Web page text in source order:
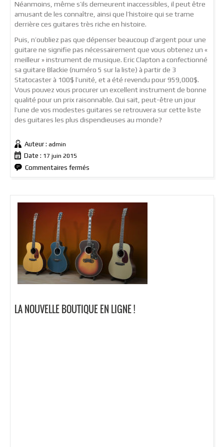
Néanmoins, même s’ils demeurent inaccessibles, il peut être
amusant de les connaître, ainsi que l’histoire qui se trame
derrière ces guitares très riche en histoire.
Puis, n’oubliez pas que dépenser beaucoup d’argent pour une
guitare ne signifie pas nécessairement que vous obtenez un «
meilleur » instrument de musique. Eric Clapton a confectionné
sa guitare Blackie (numéro 5 sur la liste) à partir de 3
Statocaster à 100$ l’unité, et a été revendu pour 959,000$.
Vous pouvez vous procurer un excellent instrument de bonne
qualité pour un prix raisonnable. Qui sait, peut-être un jour
l’une de vos modestes guitares se retrouvera sur cette liste
des guitares les plus dispendieuses au monde?
Auteur : admin
Date : 17 juin 2015
Commentaires fermés
Les
guitares
les
plus
chères
du
monde
LA NOUVELLE BOUTIQUE EN LIGNE !